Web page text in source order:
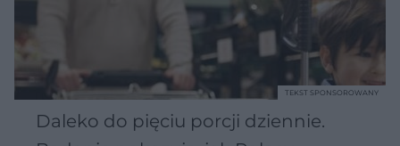
Daleko do pięciu porcji dziennie.
TEKST SPONSOROWANY